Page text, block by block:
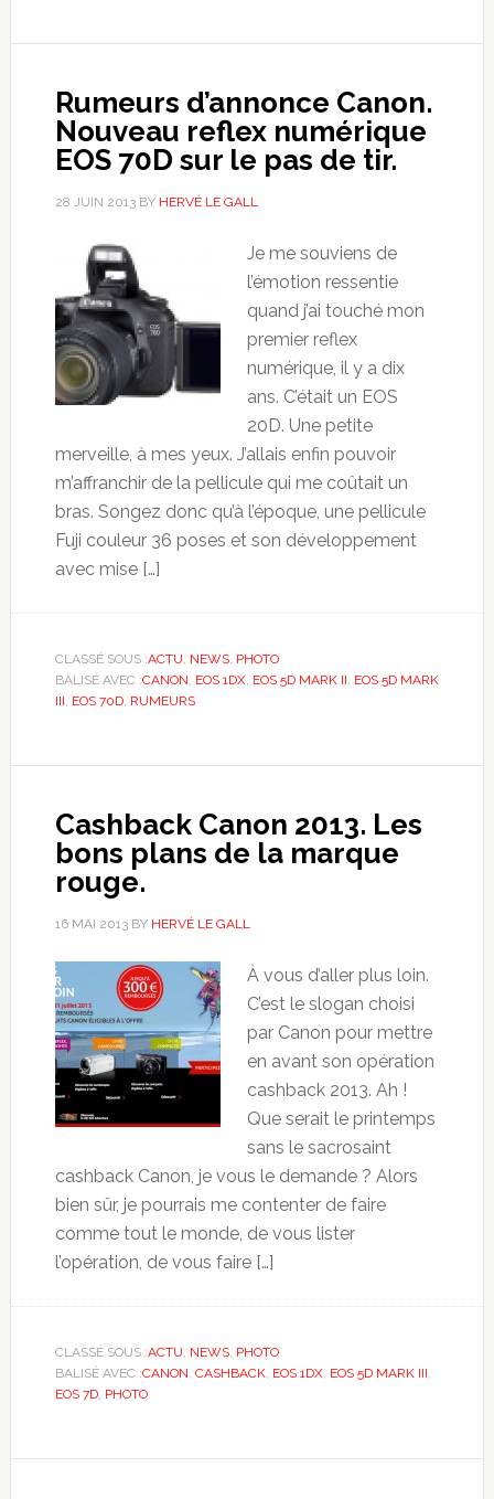
Rumeurs d’annonce Canon.
Nouveau reflex numérique
EOS 70D sur le pas de tir.
28 JUIN 2013BY HERVÉ LE GALL
Je me souviens de
l’émotion ressentie
quand j’ai touché mon
premier reflex
numérique, il y a dix
ans. C’était un EOS
20D. Une petite
merveille, à mes yeux. J’allais enfin pouvoir
m’affranchir de la pellicule qui me coûtait un
bras. Songez donc qu’à l’époque, une pellicule
Fuji couleur 36 poses et son développement
avec mise […]
CLASSÉ SOUS :ACTU NEWS, PHOTO
BALISÉ AVEC :CANON EOS 1DX, EOS 5D MARK II EOS 5D MARK
III EOS 70D, RUMEURS
Cashback Canon 2013. Les
bons plans de la marque
rouge.
16 MAI 2013BY HERVÉ LE GALL
À vous d’aller plus loin.
C’est le slogan choisi
par Canon pour mettre
en avant son opération
cashback 2013. Ah !
Que serait le printemps
sans le sacrosaint
cashback Canon, je vous le demande ? Alors
bien sûr, je pourrais me contenter de faire
comme tout le monde, de vous lister
l’opération, de vous faire […]
CLASSÉ SOUS :ACTU NEWS, PHOTO
BALISÉ AVEC :CANON CASHBACK, EOS 1DX, EOS 5D MARK III
EOS 7D, PHOTO